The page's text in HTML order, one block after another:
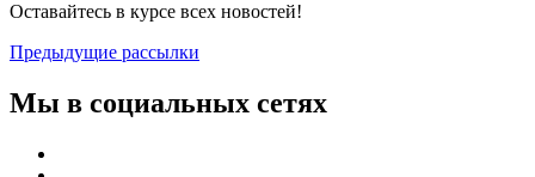
Оставайтесь в курсе всех новостей!
Предыдущие рассылки
Мы в социальных сетях